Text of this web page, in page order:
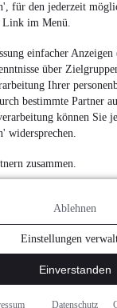
für den jederzeit
Link im Menü.
einfacher Anzeigen
über
Ihrer
bestimmte Partner
können Sie
widersprechen.
zusammen.
Ablehnen
Einstellungen
Einverstanden
Datenschutz